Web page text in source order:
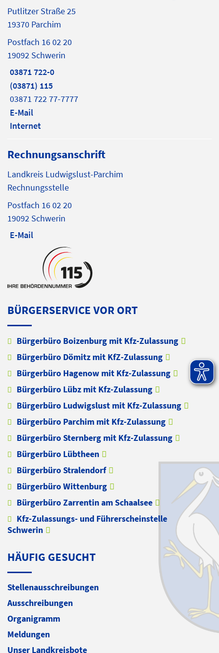
Putlitzer Straße 25
19370 Parchim
Postfach 16 02 20
19092 Schwerin
03871 722-0
(03871) 115
03871 722 77-7777
E-Mail
Internet
Rechnungsanschrift
Landkreis Ludwigslust-Parchim
Rechnungsstelle
Postfach 16 02 20
19092 Schwerin
E-Mail
BÜRGERSERVICE VOR ORT
Bürgerbüro Boizenburg mit Kfz-Zulassung
Bürgerbüro Dömitz mit KfZ-Zulassung
Bürgerbüro Hagenow mit Kfz-Zulassung
Bürgerbüro Lübz mit Kfz-Zulassung
Bürgerbüro Ludwigslust mit Kfz-Zulassung
Bürgerbüro Parchim mit Kfz-Zulassung
Bürgerbüro Sternberg mit Kfz-Zulassung
Bürgerbüro Lübtheen
Bürgerbüro Stralendorf
Bürgerbüro Wittenburg
Bürgerbüro Zarrentin am Schaalsee
Kfz-Zulassungs- und Führerscheinstelle
Schwerin
HÄUFIG GESUCHT
Stellenausschreibungen
Ausschreibungen
Organigramm
Meldungen
Unser Landkreisbote